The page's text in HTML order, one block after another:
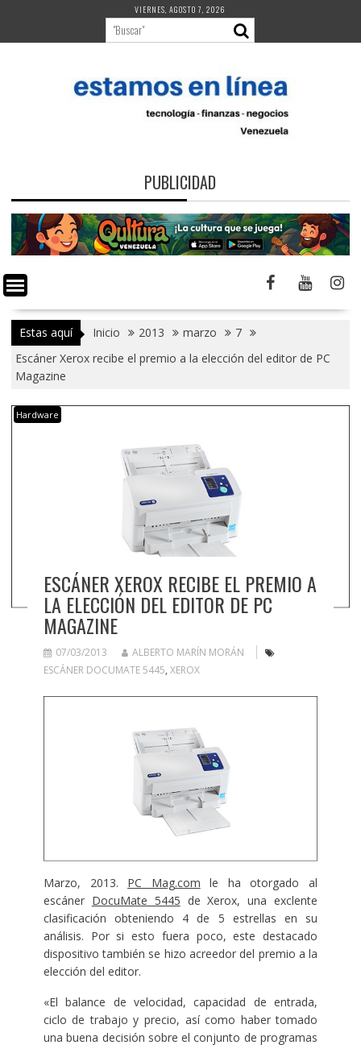
contenido
VIERNES, AGOSTO 7, 2026
PUBLICIDAD
Estas aquí Inicio 2013 marzo
7
Escáner Xerox recibe el premio a la elección del editor de PC
Magazine
Hardware
ESCÁNER XEROX RECIBE EL PREMIO A
LA ELECCIÓN DEL EDITOR DE PC
MAGAZINE
07/03/2013
ALBERTO MARÍN MORÁN
ESCÁNER DOCUMATE 5445, XEROX
Marzo, 2013. PC Mag.com le ha otorgado al
escáner DocuMate 5445 de Xerox, una exclente
clasificación obteniendo 4 de 5 estrellas en su
análisis. Por si esto fuera poco, este destacado
dispositivo también se hizo acreedor del premio a la
elección del editor.
«El balance de velocidad, capacidad de entrada,
ciclo de trabajo y precio, así como haber tomado
una buena decisión sobre el conjunto de programas